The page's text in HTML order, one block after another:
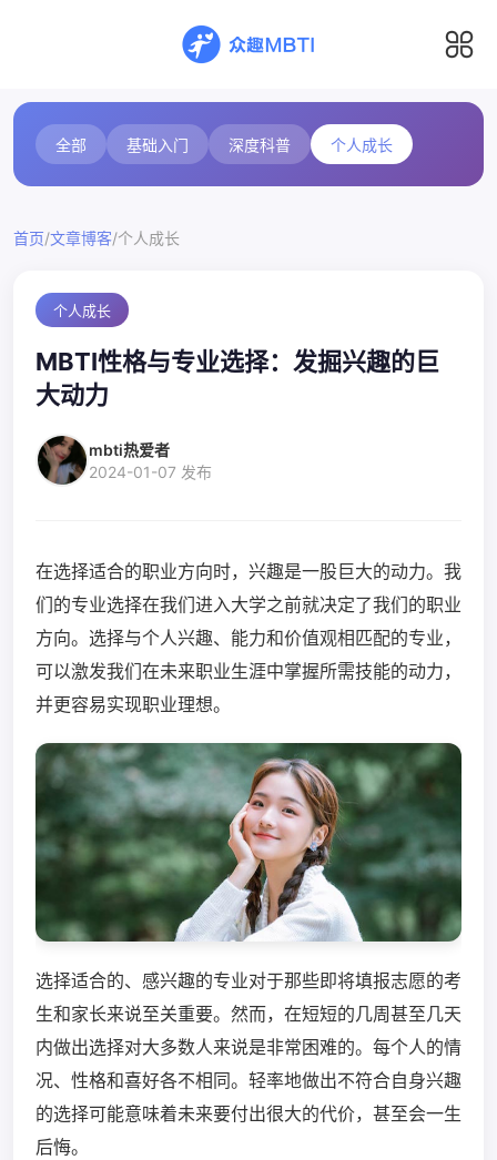
全部 基础入门 深度科普 个人成长
首页/文章博客/个人成长
个人成长
MBTI性格与专业选择：发掘兴趣的巨
大动力
mbti热爱者
2024-01-07 发布
在选择适合的职业方向时，兴趣是一股巨大的动力。我
们的专业选择在我们进入大学之前就决定了我们的职业
方向。选择与个人兴趣、能力和价值观相匹配的专业，
可以激发我们在未来职业生涯中掌握所需技能的动力，
并更容易实现职业理想。
选择适合的、感兴趣的专业对于那些即将填报志愿的考
生和家长来说至关重要。然而，在短短的几周甚至几天
内做出选择对大多数人来说是非常困难的。每个人的情
况、性格和喜好各不相同。轻率地做出不符合自身兴趣
的选择可能意味着未来要付出很大的代价，甚至会一生
后悔。